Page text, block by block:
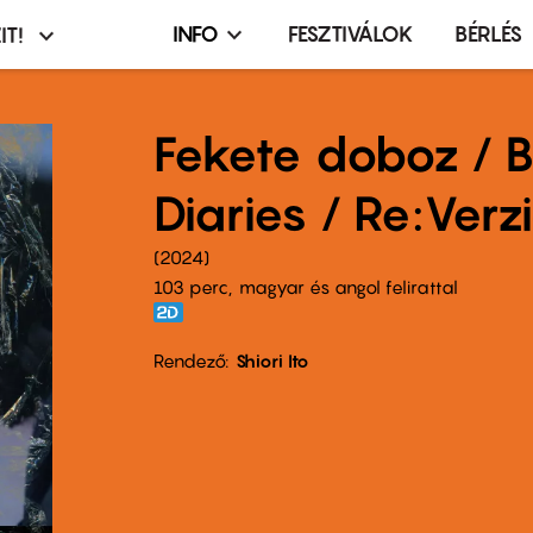
Infó,
terembérlés
menü
INFO FESZTIVÁLOK BÉRLÉS
Fekete doboz /
Diaries /
2024
103 perc,
magyar és angol felirattal
Rendező Shiori Ito